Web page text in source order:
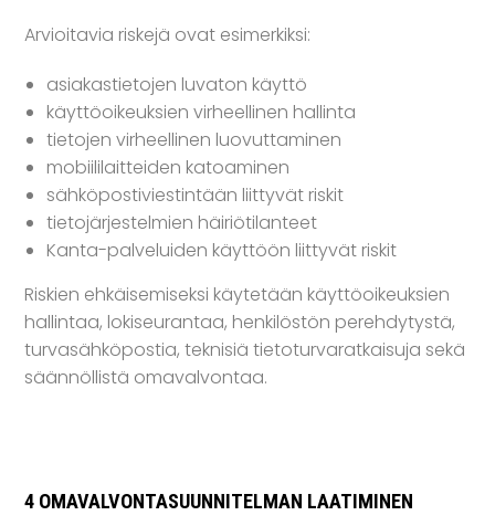
Arvioitavia riskejä ovat esimerkiksi:
asiakastietojen luvaton käyttö
käyttöoikeuksien virheellinen hallinta
tietojen virheellinen luovuttaminen
mobiililaitteiden katoaminen
sähköpostiviestintään liittyvät riskit
tietojärjestelmien häiriötilanteet
Kanta-palveluiden käyttöön liittyvät riskit
Riskien ehkäisemiseksi käytetään käyttöoikeuksien
hallintaa, lokiseurantaa, henkilöstön perehdytystä,
turvasähköpostia, teknisiä tietoturvaratkaisuja sekä
säännöllistä omavalvontaa.
4 OMAVALVONTASUUNNITELMAN LAATIMINEN